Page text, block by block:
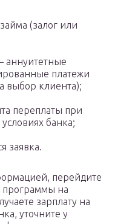
(залог или
аннуитетные
платежи
выбор клиента);
переплаты при
банка;
заявка.
перейдите
программы на
зарплату на
уточните у